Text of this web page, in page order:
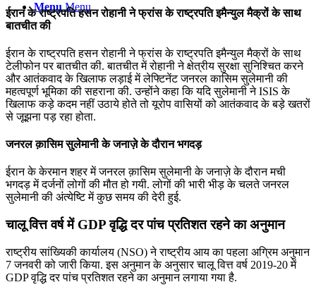
Menu Menu
ईरान के राष्‍ट्रपति हसन रोहानी ने फ्रांस के राष्‍ट्रपति इमैन्‍युल मैक्रों के साथ
बातचीत की
ईरान के राष्‍ट्रपति हसन रोहानी ने फ्रांस के राष्‍ट्रपति इमैन्‍युल मैक्रों के साथ
टेलीफोन पर बातचीत की. बातचीत में रोहानी ने क्षेत्रीय सुरक्षा सुनिश्चित करने
और आतंकवाद के खिलाफ लड़ाई में ले‍फ्टि‍नेंट जनरल कासिम सुलेमानी की
महत्‍वपूर्ण भूमिका की सहराना की. उन्‍होंने कहा कि यदि सुलेमानी ने ISIS के
खिलाफ कड़े कदम नहीं उठाये होते तो यूरोप वासियों को आतंकवाद के बड़े खतरों
से जूझना पड़ रहा होता.
जनरल क़ासिम सुलेमानी के जनाज़े के दौरान भगदड़
ईरान के केरमान शहर में जनरल क़ासिम सुलेमानी के जनाज़े के दौरान मची
भगदड़ में दर्जनों लोगों की मौत हो गयी. लोगों की भारी भीड़ के चलते जनरल
सुलेमानी की अंत्येष्टि में कुछ समय की देरी हुई.
चालू वित्त वर्ष में GDP वृद्धि दर पांच प्रतिशत रहने का अनुमान
राष्ट्रीय सांख्यिकी कार्यालय (NSO) ने राष्ट्रीय आय का पहला अग्रिम अनुमान
7 जनवरी को जारी किया. इस अनुमान के अनुसार चालू वित्त वर्ष 2019-20 में
GDP वृद्धि दर पांच प्रतिशत रहने का अनुमान लगाया गया है.